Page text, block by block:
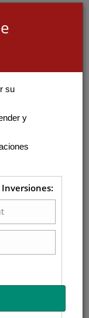
su
y